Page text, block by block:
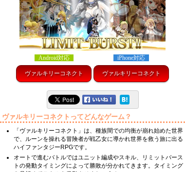
Android対応
ヴァルキリーコネクト
iPhone対応
ヴァルキリーコネクト
ヴァルキリーコネクトってどんなゲーム？
「ヴァルキリーコネクト」は、種族間での均衡が崩れ始めた世界
で、ルーンを操れる冒険者が戦乙女に導かれ世界を救う旅に出る
ハイファンタジーRPGです。
オートで進むバトルではユニット編成やスキル、リミットバース
トの発動タイミングによって勝敗が分かれてきます。タイミング